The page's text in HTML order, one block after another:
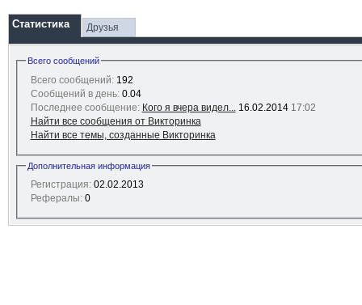
Статистика Друзья
Всего сообщений
Всего сообщений:192
Сообщений в день:0.04
Последнее сообщение: Кого я вчера видел... 16.02.2014 17:02
Найти все сообщения от Викторинка
Найти все темы, созданные Викторинка
Дополнительная информация
Регистрация:02.02.2013
Рефералы:0